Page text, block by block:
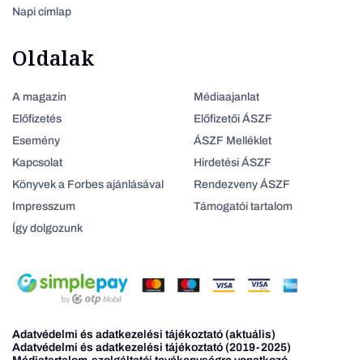
Napi címlap
Oldalak
A magazin
Előfizetés
Esemény
Kapcsolat
Könyvek a Forbes ajánlásával
Impresszum
Így dolgozunk
Médiaajanlat
Előfizetői ÁSZF
ÁSZF Melléklet
Hirdetési ÁSZF
Rendezveny ÁSZF
Támogatói tartalom
Adatvédelmi és adatkezelési tájékoztató (aktuális)
Adatvédelmi és adatkezelési tájékoztató (2019-2025)